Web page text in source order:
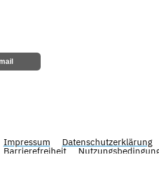
Impressum Datenschutzerklärung
Barrierefreiheit